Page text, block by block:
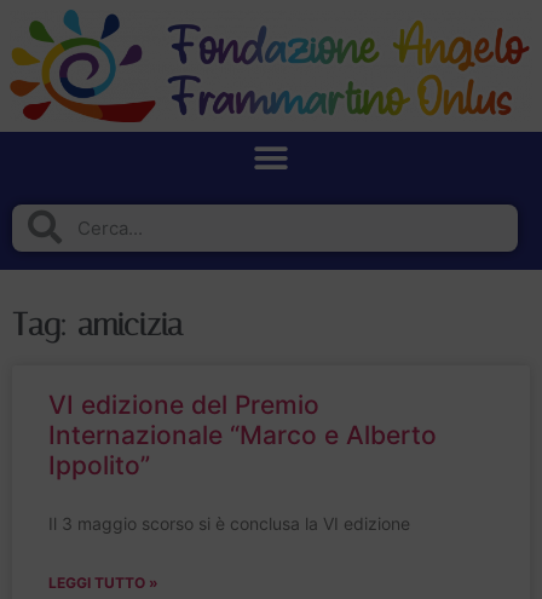
Tag: amicizia
VI edizione del Premio
Internazionale “Marco e Alberto
Ippolito”
Il 3 maggio scorso si è conclusa la VI edizione
LEGGI TUTTO »